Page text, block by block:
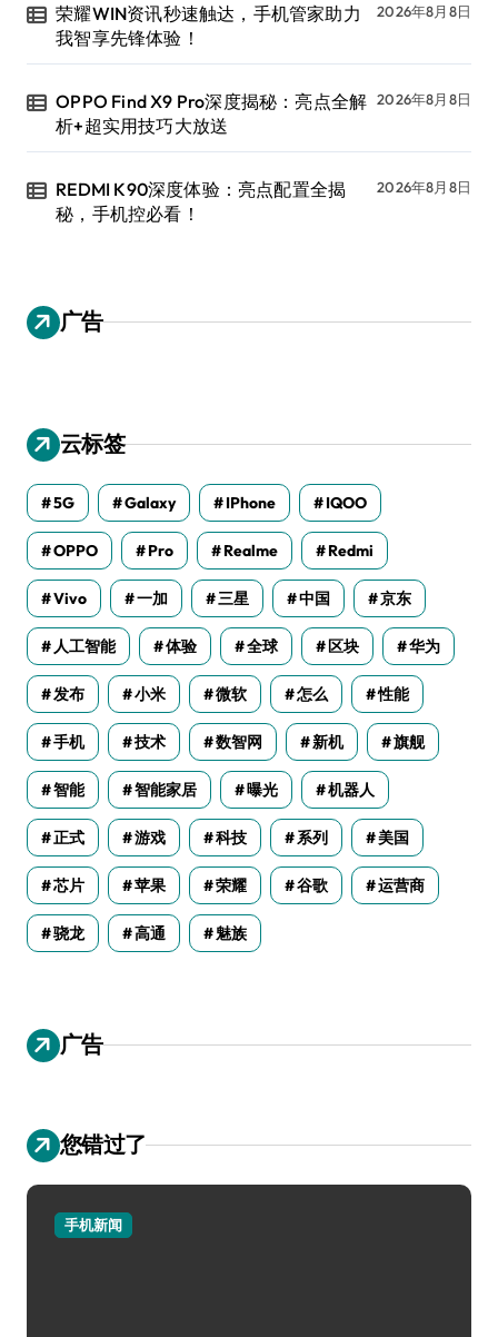
荣耀WIN资讯秒速触达，手机管家助力
我智享先锋体验！
2026年8月8日
OPPO Find X9 Pro深度揭秘：亮点全解
析+超实用技巧大放送
2026年8月8日
REDMI K90深度体验：亮点配置全揭
秘，手机控必看！
2026年8月8日
广告
云标签
5G Galaxy IPhone IQOO
OPPO Pro Realme Redmi
Vivo 一加 三星 中国 京东
人工智能 体验 全球 区块 华为
发布 小米 微软 怎么 性能
手机 技术 数智网 新机 旗舰
智能 智能家居 曝光 机器人
正式 游戏 科技 系列 美国
芯片 苹果 荣耀 谷歌 运营商
骁龙 高通 魅族
广告
您错过了
手机新闻